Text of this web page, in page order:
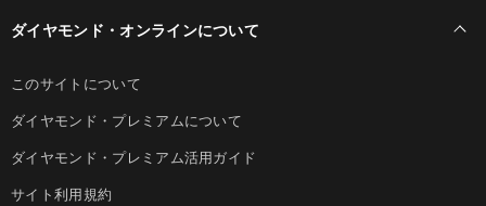
ダイヤモンド・オンラインについて
このサイトについて
ダイヤモンド・プレミアムについて
ダイヤモンド・プレミアム活用ガイド
サイト利用規約